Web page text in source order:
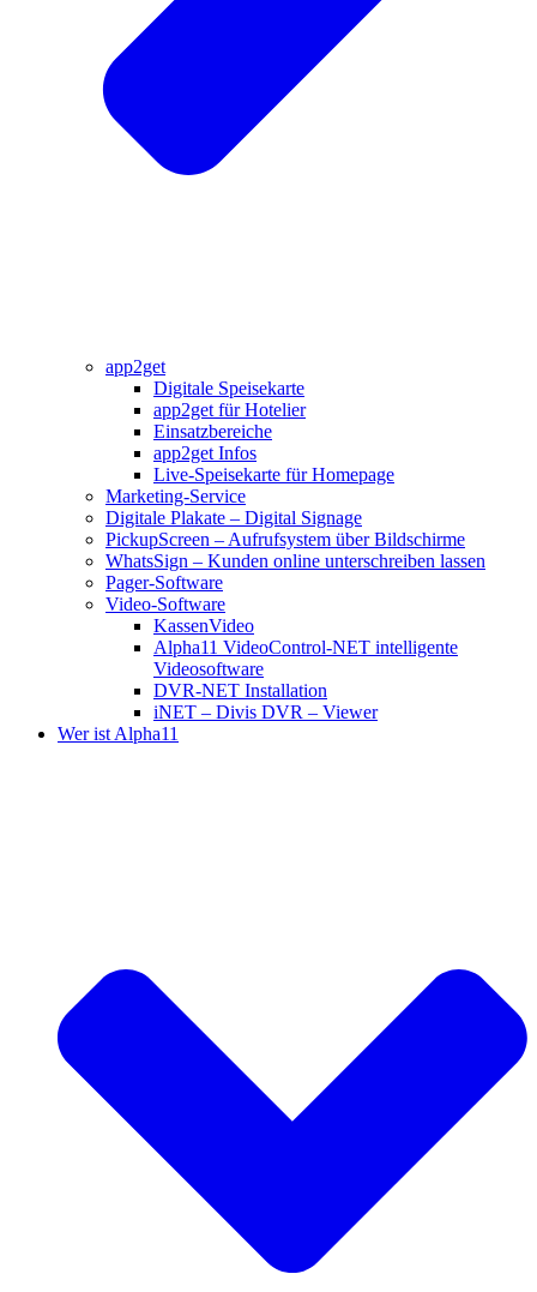
app2get
Digitale Speisekarte
app2get für Hotelier
Einsatzbereiche
app2get Infos
Live-Speisekarte für Homepage
Marketing-Service
Digitale Plakate – Digital Signage
PickupScreen – Aufrufsystem über Bildschirme
WhatsSign – Kunden online unterschreiben lassen
Pager-Software
Video-Software
KassenVideo
Alpha11 VideoControl-NET intelligente
Videosoftware
DVR-NET Installation
iNET – Divis DVR – Viewer
Wer ist Alpha11